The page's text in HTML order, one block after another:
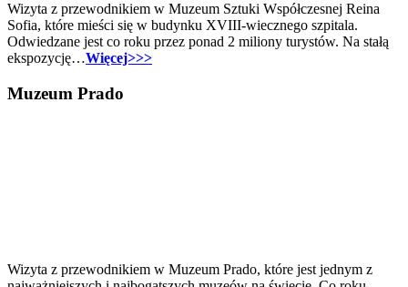
Wizyta z przewodnikiem w Muzeum Sztuki Współczesnej Reina
Sofia, które mieści się w budynku XVIII-wiecznego szpitala.
Odwiedzane jest co roku przez ponad 2 miliony turystów. Na stałą
ekspozycję…Więcej>>>
Muzeum Prado
Wizyta z przewodnikiem w Muzeum Prado, które jest jednym z